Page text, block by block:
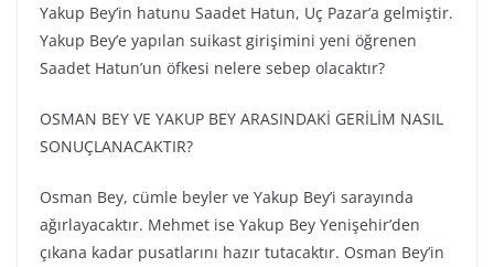
Yakup Bey’in hatunu Saadet Hatun, Uç Pazar’a gelmiştir.
Yakup Bey’e yapılan suikast girişimini yeni öğrenen
Saadet Hatun’un öfkesi nelere sebep olacaktır?
OSMAN BEY VE YAKUP BEY ARASINDAKİ GERİLİM NASIL
SONUÇLANACAKTIR?
Osman Bey, cümle beyler ve Yakup Bey’i sarayında
ağırlayacaktır. Mehmet ise Yakup Bey Yenişehir’den
çıkana kadar pusatlarını hazır tutacaktır. Osman Bey’in